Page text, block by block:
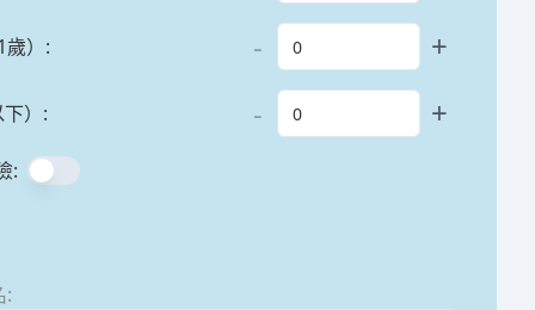
） : - +
） : - +
:
: